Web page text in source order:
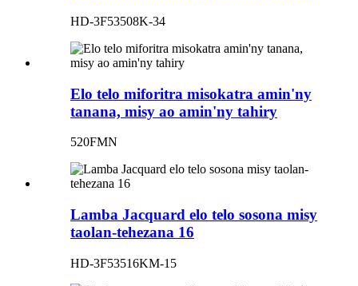
HD-3F53508K-34
Elo telo miforitra misokatra amin'ny
tanana, misy ao amin'ny tahiry
520FMN
Lamba Jacquard elo telo sosona misy
taolan-tehezana 16
HD-3F53516KM-15